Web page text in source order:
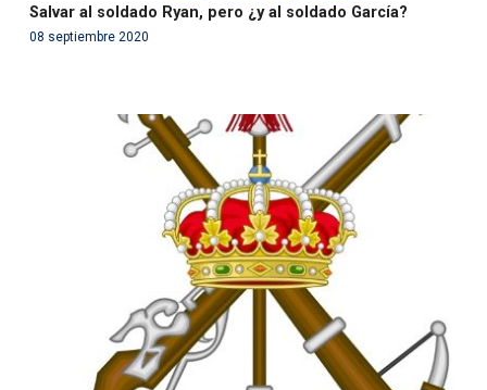
Salvar al soldado Ryan, pero ¿y al soldado García?
08 septiembre 2020
: Use of undefined constant php - assumed
'php' (this will throw an Error in a future version of PHP)
/var/www/acami.es/wp-
content/themes/fundcami/page-publicaciones.php